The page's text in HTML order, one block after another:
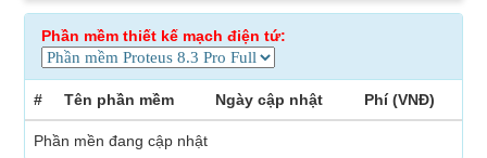
Phần mềm thiết kế mạch điện tứ:
# Tên phần mềm Ngày cập nhật Phí (VNĐ)
Phần mền đang cập nhật